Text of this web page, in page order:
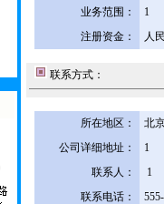
业务范围：
1
注册资金：
人
联系方式：
所在地区：
北
公司详细地址：
1
联系人：
1
联系电话：